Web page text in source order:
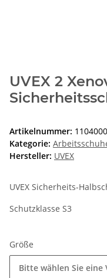
UVEX 2
Artikelnummer:
Kategorie:
Hersteller: UVEX
UVEX Sicherheits-
Schutzklasse S3
Größe
Bitte wählen Sie eine